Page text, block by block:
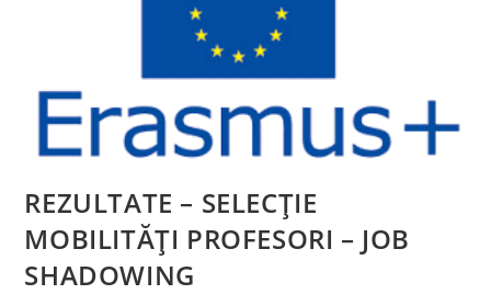
REZULTATE – SELECŢIE
MOBILITĂȚI PROFESORI – JOB
SHADOWING